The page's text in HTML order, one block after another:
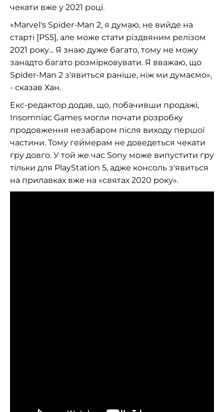
чекати вже у 2021 році.
«Marvel's Spider-Man 2, я думаю, не вийде на
старті [PS5], але може стати різдвяним релізом
2021 року... Я знаю дуже багато, тому не можу
занадто багато розмірковувати. Я вважаю, що
Spider-Man 2 з'явиться раніше, ніж ми думаємо»,
- сказав Хан.
Екс-редактор додав, що, побачивши продажі,
Insomniac Games могли почати розробку
продовження незабаром після виходу першої
частини. Тому геймерам не доведеться чекати
гру довго. У той же час Sony може випустити гру
тільки для PlayStation 5, адже консоль з'явиться
на прилавках вже на «святах 2020 року».